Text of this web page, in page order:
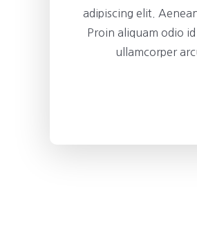
adipiscing elit.
Proin aliquam odio
ullamcorper